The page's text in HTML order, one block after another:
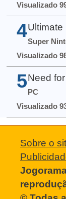
Visualizado
4 Ultimate
Super
Visualizado
5 Need
PC
Visualizado
Sobre o